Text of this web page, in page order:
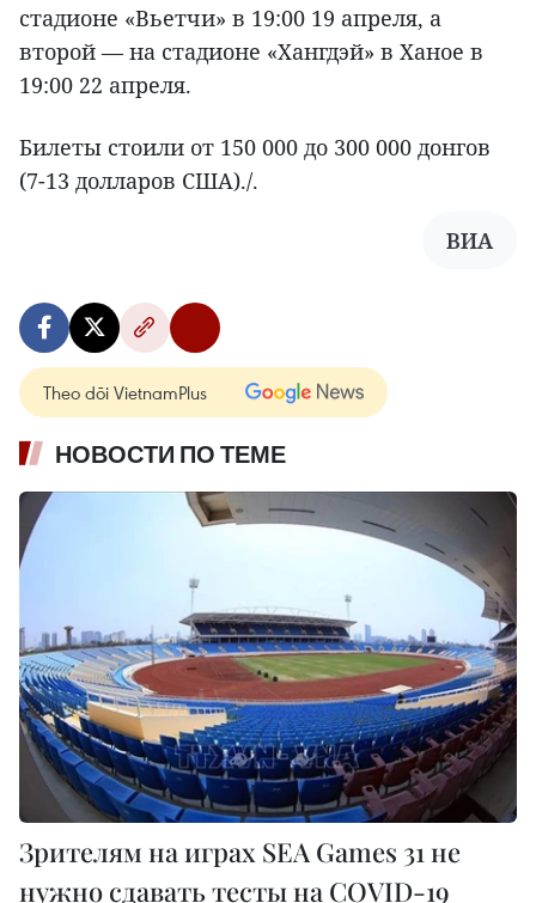
стадионе «Вьетчи» в 19:00 19 апреля, а
второй — на стадионе «Хангдэй» в Ханое в
19:00 22 апреля.
Билеты стоили от 150 000 до 300 000 донгов
(7-13 долларов США)./.
ВИА
Theo dõi VietnamPlus
НОВОСТИ ПО ТЕМЕ
Зрителям на играх SEA Games 31 не
нужно сдавать тесты на COVID-19